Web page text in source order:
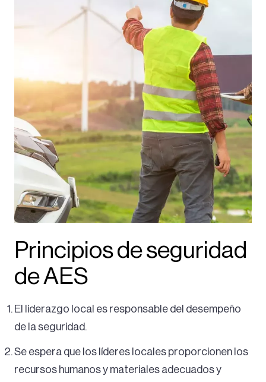
Principios de seguridad
de AES
El liderazgo local es responsable del desempeño
de la seguridad.
Se espera que los líderes locales proporcionen los
recursos humanos y materiales adecuados y